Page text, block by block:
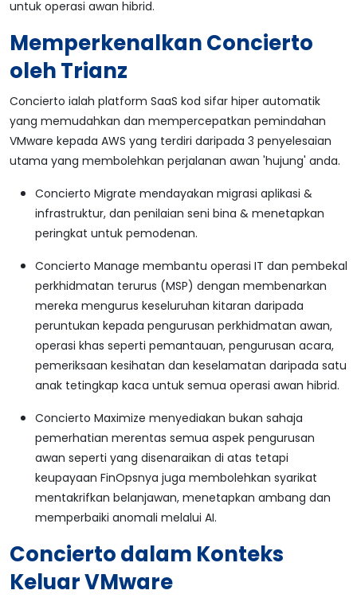
untuk operasi awan hibrid.
Memperkenalkan Concierto
oleh Trianz
Concierto ialah platform SaaS kod sifar hiper automatik
yang memudahkan dan mempercepatkan pemindahan
VMware kepada AWS yang terdiri daripada 3 penyelesaian
utama yang membolehkan perjalanan awan 'hujung' anda.
Concierto Migrate mendayakan migrasi aplikasi &
infrastruktur, dan penilaian seni bina & menetapkan
peringkat untuk pemodenan.
Concierto Manage membantu operasi IT dan pembekal
perkhidmatan terurus (MSP) dengan membenarkan
mereka mengurus keseluruhan kitaran daripada
peruntukan kepada pengurusan perkhidmatan awan,
operasi khas seperti pemantauan, pengurusan acara,
pemeriksaan kesihatan dan keselamatan daripada satu
anak tetingkap kaca untuk semua operasi awan hibrid.
Concierto Maximize menyediakan bukan sahaja
pemerhatian merentas semua aspek pengurusan
awan seperti yang disenaraikan di atas tetapi
keupayaan FinOpsnya juga membolehkan syarikat
mentakrifkan belanjawan, menetapkan ambang dan
memperbaiki anomali melalui AI.
Concierto dalam Konteks
Keluar VMware